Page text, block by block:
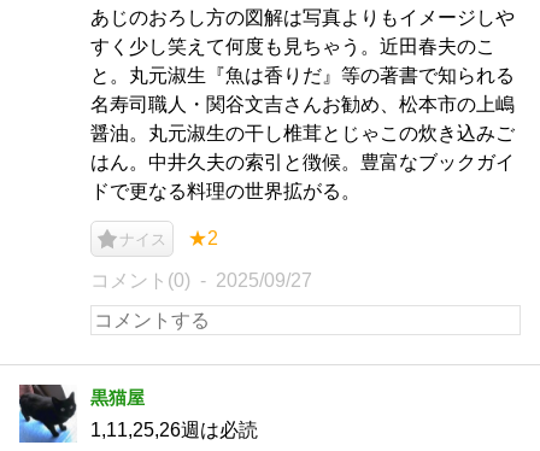
あじのおろし方の図解は写真よりもイメージしや
すく少し笑えて何度も見ちゃう。近田春夫のこ
と。丸元淑生『魚は香りだ』等の著書で知られる
名寿司職人・関谷文吉さんお勧め、松本市の上嶋
醤油。丸元淑生の干し椎茸とじゃこの炊き込みご
はん。中井久夫の索引と徴候。豊富なブックガイ
ドで更なる料理の世界拡がる。
ナイス ★2
コメント(0) 2025/09/27
黒猫屋
1,11,25,26週は必読